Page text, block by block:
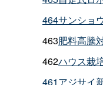
464サンショ
463肥料高騰
462ハウス栽
461アジサイ